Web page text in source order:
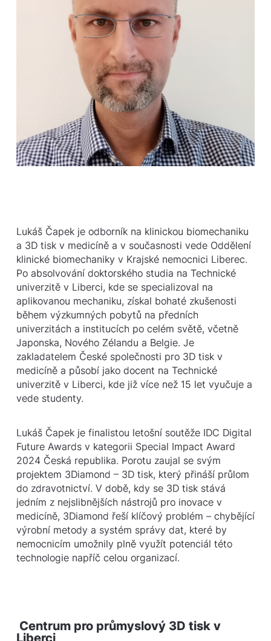
Lukáš Čapek je odborník na klinickou biomechaniku
a 3D tisk v medicíně a v současnosti vede Oddělení
klinické biomechaniky v Krajské nemocnici Liberec.
Po absolvování doktorského studia na Technické
univerzitě v Liberci, kde se specializoval na
aplikovanou mechaniku, získal bohaté zkušenosti
během výzkumných pobytů na předních
univerzitách a institucích po celém světě, včetně
Japonska, Nového Zélandu a Belgie. Je
zakladatelem České společnosti pro 3D tisk v
medicíně a působí jako docent na Technické
univerzitě v Liberci, kde již více než 15 let vyučuje a
vede studenty.
Lukáš Čapek je finalistou letošní soutěže IDC Digital
Future Awards v kategorii Special Impact Award
2024 Česká republika. Porotu zaujal se svým
projektem 3Diamond – 3D tisk, který přináší průlom
do zdravotnictví. V době, kdy se 3D tisk stává
jedním z nejslibnějších nástrojů pro inovace v
medicíně, 3Diamond řeší klíčový problém – chybějící
výrobní metody a systém správy dat, které by
nemocnicím umožnily plně využít potenciál této
technologie napříč celou organizací.
Centrum pro průmyslový 3D tisk v
Liberci